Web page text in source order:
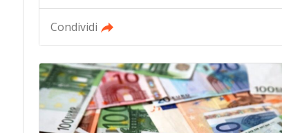
Condividi